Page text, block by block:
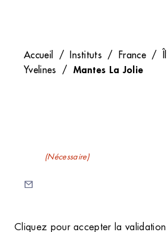
Accueil / Instituts / France /
Yvelines / Mantes La Jolie
(Nécessaire)
Cliquez pour accepter la